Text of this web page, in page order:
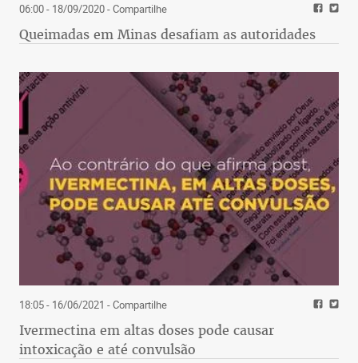
06:00 - 18/09/2020- Compartilhe
Queimadas em Minas desafiam as autoridades
18:05 - 16/06/2021 - Compartilhe
Ivermectina em altas doses pode causar
intoxicação e até convulsão